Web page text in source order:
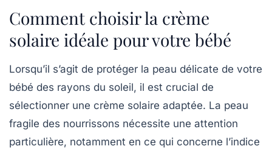
Comment choisir la crème
solaire idéale pour votre bébé
Lorsqu’il s’agit de protéger la peau délicate de votre
bébé des rayons du soleil, il est crucial de
sélectionner une crème solaire adaptée. La peau
fragile des nourrissons nécessite une attention
particulière, notamment en ce qui concerne l’indice